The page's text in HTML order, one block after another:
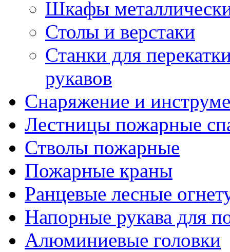
Шкафы
Столы и верстаки
Станки для
рукавов
Снаряжение и
Лестницы пожарные
Стволы пожарные
Пожарные краны
Ранцевые лесные
Напорные рукава для
Алюминиевые головки